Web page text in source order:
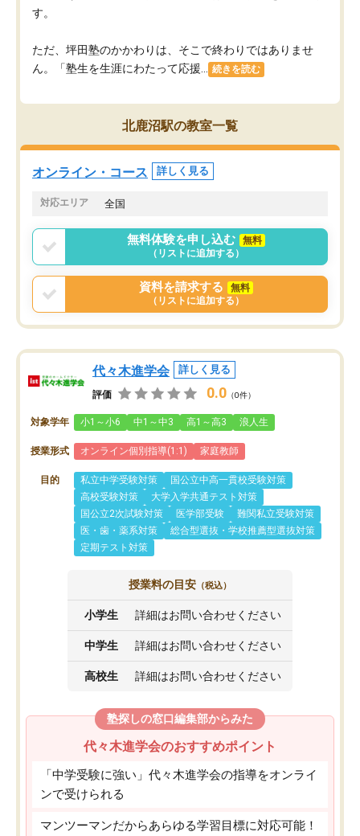
す。
ただ、坪田塾のかかわりは、そこで終わりではありませ
ん。「塾生を生涯にわたって応援...
続きを読む
北鹿沼駅の教室一覧
オンライン・コース 詳しく見る
対応エリア 全国
無料体験を申し込む
無料
（リストに追加する）
資料を請求する
無料
（リストに追加する）
代々木進学会 詳しく見る
評価 0.0 （0件）
対象学年 小1～小6 中1～中3 高1～高3 浪人生
授業形式 オンライン個別指導(1:1) 家庭教師
目的 私立中学受験対策
国公立中高一貫校受験対策
高校受験対策
大学入学共通テスト対策
国公立2次試験対策
医学部受験
難関私立受験対策
医・歯・薬系対策
総合型選抜・学校推薦型選抜対策
定期テスト対策
授業料の目安 （税込）
小学生 詳細はお問い合わせください
中学生 詳細はお問い合わせください
高校生 詳細はお問い合わせください
塾探しの窓口編集部からみた
代々木進学会のおすすめポイント
「中学受験に強い」代々木進学会の指導をオンライ
ンで受けられる
マンツーマンだからあらゆる学習目標に対応可能！